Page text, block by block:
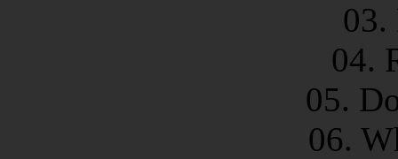
03.
04.
05.
06.